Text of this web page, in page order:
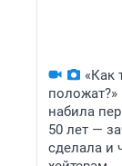
«Как
положат?»
набила
50 лет —
сделала и